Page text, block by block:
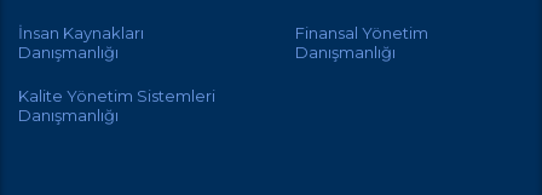
İnsan Kaynakları
Danışmanlığı
Finansal Yönetim
Danışmanlığı
Kalite Yönetim Sistemleri
Danışmanlığı